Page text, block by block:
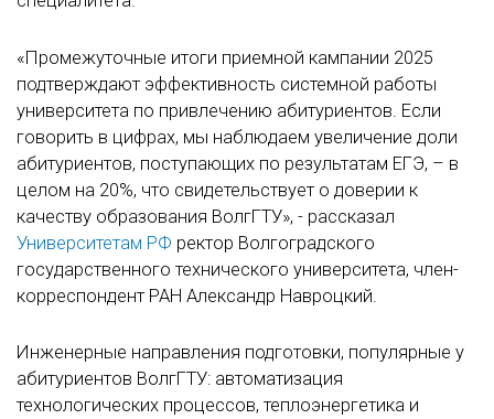
«Промежуточные итоги приемной кампании 2025
подтверждают эффективность системной работы
университета по привлечению абитуриентов. Если
говорить в цифрах, мы наблюдаем увеличение доли
абитуриентов, поступающих по результатам ЕГЭ, – в
целом на 20%, что свидетельствует о доверии к
качеству образования ВолгГТУ», - рассказал
Университетам РФ ректор Волгоградского
государственного технического университета, член-
корреспондент РАН Александр Навроцкий.
Инженерные направления подготовки, популярные у
абитуриентов ВолгГТУ: автоматизация
технологических процессов, теплоэнергетика и